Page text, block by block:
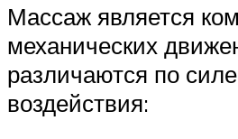
Массаж является
механических
различаются по
воздействия: